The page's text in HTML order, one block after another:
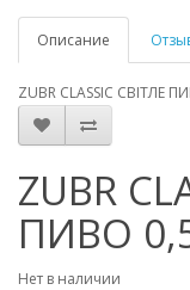
Описание
ZUBR CLASSIC СВІТЛЕ
ZUBR
ПИВО
Нет в наличии